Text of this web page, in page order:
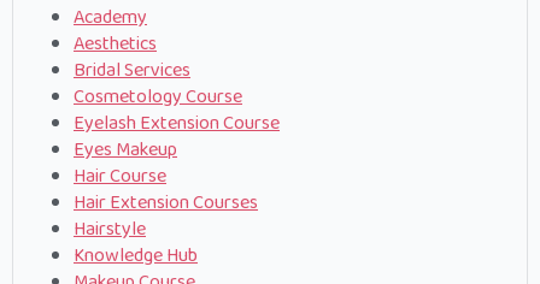
Academy
Aesthetics
Bridal Services
Cosmetology Course
Eyelash Extension Course
Eyes Makeup
Hair Course
Hair Extension Courses
Hairstyle
Knowledge Hub